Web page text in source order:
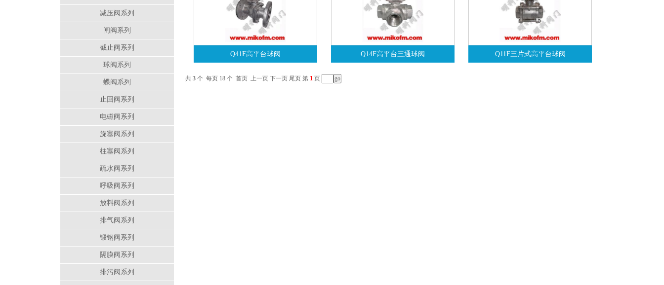
减压阀系列
闸阀系列
截止阀系列
球阀系列
蝶阀系列
止回阀系列
电磁阀系列
旋塞阀系列
柱塞阀系列
疏水阀系列
呼吸阀系列
放料阀系列
排气阀系列
锻钢阀系列
隔膜阀系列
排污阀系列
Q41F高平台球阀 Q14F高平台三通球阀 Q11F三片式高平台球阀
共 3 个 每页 18 个 首页 上一页 下一页 尾页 第 1 页